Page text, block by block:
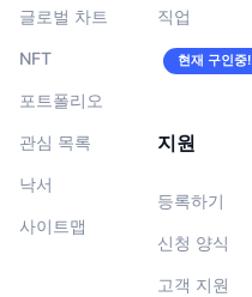
글로벌 차트
NFT
포트폴리오
관심 목록
낙서
사이트맵
직업
현재 구인중!
지원
등록하기
신청 양식
고객 지원